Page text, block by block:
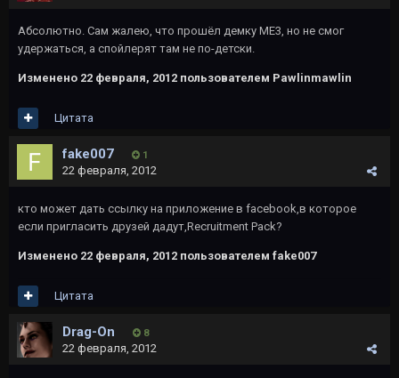
Абсолютно. Сам жалею, что прошёл демку МЕ3, но не смог
удержаться, а спойлерят там не по-детски.
Изменено 22 февраля, 2012 пользователем Pawlinmawlin
Цитата
fake007 1
22 февраля, 2012
кто может дать ссылку на приложение в facebook,в которое
если пригласить друзей дадут,Recruitment Pack?
Изменено 22 февраля, 2012 пользователем fake007
Цитата
Drag-On 8
22 февраля, 2012